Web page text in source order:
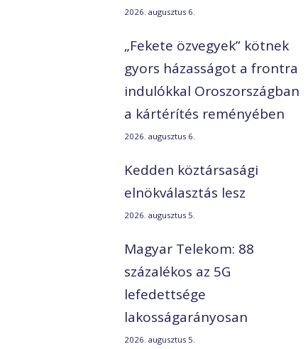
2026. augusztus 6.
„Fekete özvegyek” kötnek
gyors házasságot a frontra
indulókkal Oroszországban
a kártérítés reményében
2026. augusztus 6.
Kedden köztársasági
elnökválasztás lesz
2026. augusztus 5.
Magyar Telekom: 88
százalékos az 5G
lefedettsége
lakosságarányosan
2026. augusztus 5.